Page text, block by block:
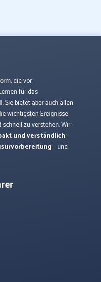
die vor
für das
Sie bietet aber auch allen
wichtigsten Ereignisse
zu verstehen. Wir
und verständlich:
– und